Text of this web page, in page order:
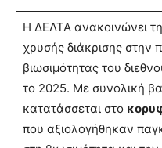
Η ΔΕΛΤΑ ανακοινώνει
χρυσής διάκρισης στην
βιωσιμότητας του
το 2025. Με συνολική
κατατάσσεται στο
που αξιολογήθηκαν